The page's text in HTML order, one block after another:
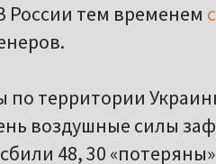
России тем временем
по территории
воздушные силы
48, 30